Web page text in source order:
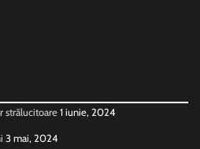
strălucitoare 1 iunie, 2024
3 mai, 2024